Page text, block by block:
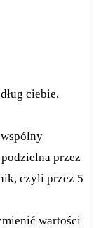
ciebie,
przez
czyli przez 5
wartości